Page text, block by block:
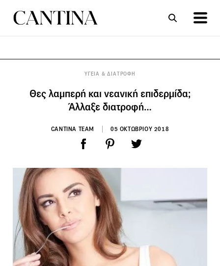
ΥΓΕΙΑ & ΔΙΑΤΡΟΦΗ
Θες λαμπερή και νεανική επιδερμίδα;
Άλλαξε διατροφή…
CANTINA TEAM 05 ΟΚΤΩΒΡΙΟΥ 2018